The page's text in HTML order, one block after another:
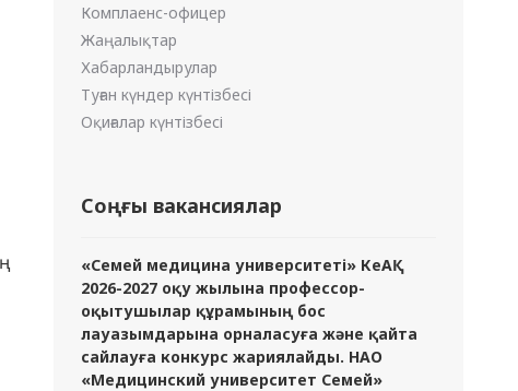
Комплаенс-офицер
Жаңалықтар
Хабарландырулар
Туған күндер күнтізбесі
Оқиғалар күнтізбесі
Соңғы вакансиялар
«Семей медицина университеті» КеАҚ
2026-2027 оқу жылына профессор-
оқытушылар құрамының бос
лауазымдарына орналасуға және қайта
сайлауға конкурс жариялайды. НАО
«Медицинский университет Семей»